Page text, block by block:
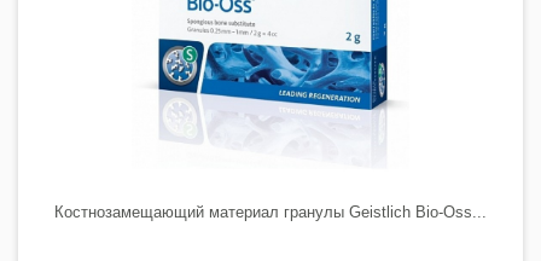
Костнозамещающий материал гранулы Geistlich Bio-Oss...